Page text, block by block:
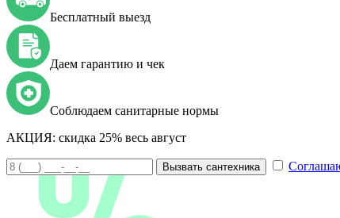
Бесплатный выезд
Даем гарантию и чек
Соблюдаем санитарные нормы
АКЦИЯ: скидка 25% весь август
Вызвать сантехника